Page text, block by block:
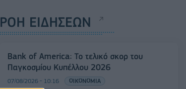
ΡΟΗ ΕΙΔΗΣΕΩΝ
Bank of America: Το τελικό σκορ του
Παγκοσμίου Κυπέλλου 2026
07/08/2026 - 10:16 ΟΙΚΟΝΟΜΙΑ